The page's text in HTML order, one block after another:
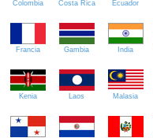
Colombia Costa Rica Ecuador
Francia Gambia India
Kenia Laos Malasia